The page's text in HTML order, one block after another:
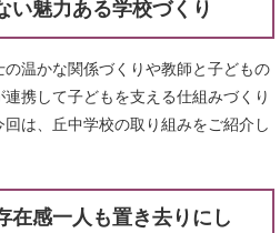
い魅力ある学校づくり
温かな関係づくりや教師と子どもの
携して子どもを支える仕組みづくり
は、丘中学校の取り組みをご紹介し
在感一人も置き去りにし